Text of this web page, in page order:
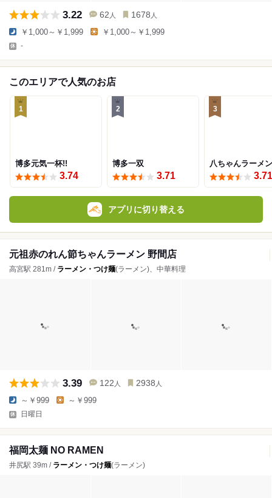
3.22 62 人 1678 人
￥1,000～￥1,999 ￥1,000～￥1,999
-
このエリアで人気のお店
1
博多元気一杯!!
3.74
2
博多一双
3.71
3
八ちゃんラーメン
3.71
アプリに切り替える
元祖赤のれん節ちゃんラーメン 野間店
高宮駅 281m / ラーメン・つけ麺(ラーメン)、中華料理
3.39 122 人 2938 人
～￥999 ～￥999
日曜日
福岡太麺 NO RAMEN
井尻駅 39m / ラーメン・つけ麺(ラーメン)